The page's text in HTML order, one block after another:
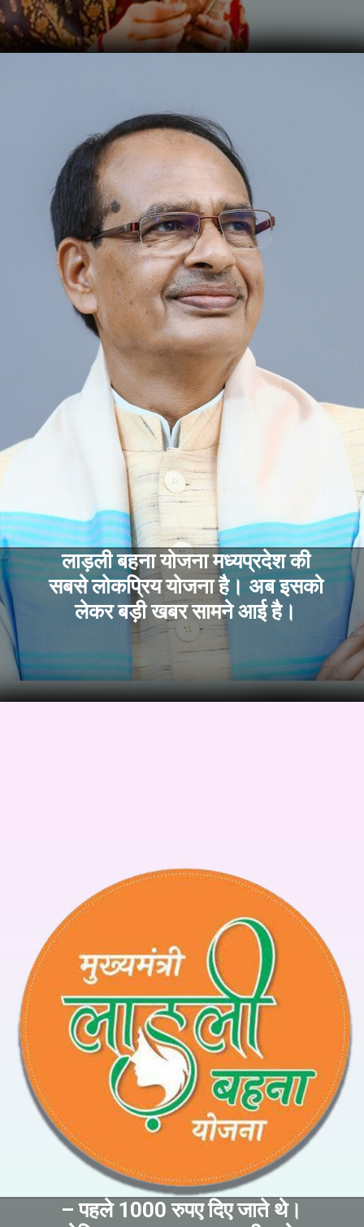
लाड़ली बहना योजना मध्यप्रदेश की
सबसे लोकप्रिय योजना है। अब इसको
लेकर बड़ी खबर सामने आई है।
– पहले 1000 रुपए दिए जाते थे।